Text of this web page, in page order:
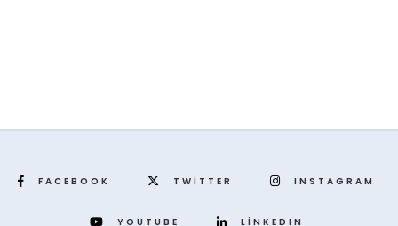
FACEBOOK TWITTER INSTAGRAM
YOUTUBE LINKEDIN